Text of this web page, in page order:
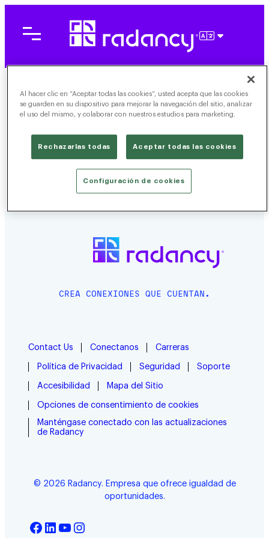
contenido
CREA CONEXIONES QUE CUENTAN.
Contact Us Conectanos Carreras
Política de Privacidad Seguridad Soporte
Accesibilidad Mapa del Sitio
Opciones de consentimiento de cookies
Manténgase conectado con las actualizaciones
de Radancy
© 2026 Radancy. Empresa que ofrece igualdad de
oportunidades.
Facebook
LinkedIn
YouTube
Instagram
Al hacer clic en “Aceptar todas las cookies”, usted acepta que las cookies
se guarden en su dispositivo para mejorar la navegación del sitio, analizar
el uso del mismo, y colaborar con nuestros estudios para marketing.
Rechazarlas todas Aceptar todas las cookies
Configuración de cookies